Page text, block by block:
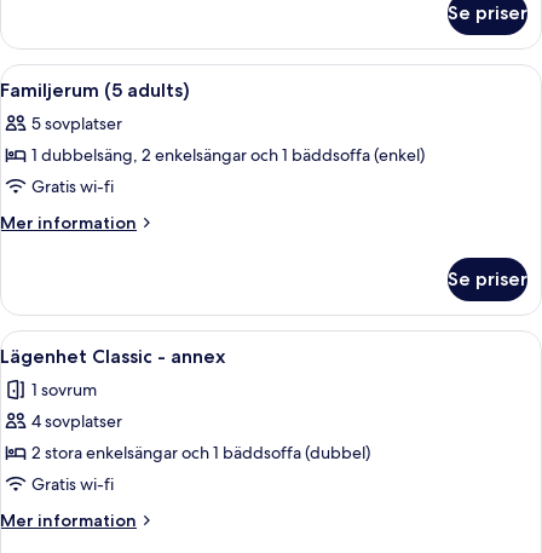
1
child)
(4
adults
and
child)
Se priser
Öppna
alla
foton
för
Familjerum
(5
Ett hotellrum med två sängar, ett
7
Familjerum (5 adults)
5 sovplatser
1 dubbelsäng, 2 enkelsängar och 1 bäddsoffa (enkel)
Gratis wi-fi
Mer information
Mer
(5
adults)
Se priser
Öppna
alla
foton
för
Lägenhet
Classic
-
annex
Ett modernt hotellrum med en
5
Lägenhet Classic - annex
1 sovrum
4 sovplatser
2 stora enkelsängar och 1 bäddsoffa (dubbel)
Gratis wi-fi
Mer information
Mer